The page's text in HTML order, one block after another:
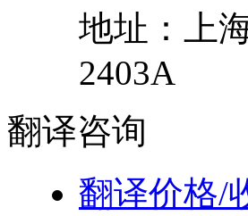
地址：
上
2403A
翻译咨询
翻译价格/